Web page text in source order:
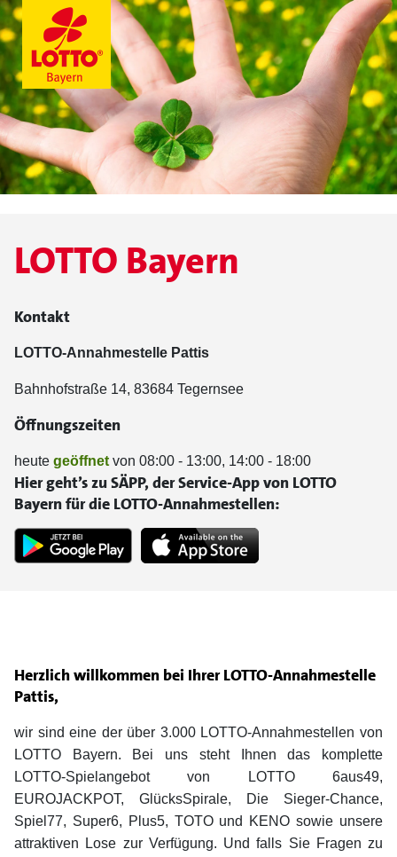
Herzlich willkommen bei Ihrer LOTTO-Annahmestelle
Pattis,
wir sind eine der über 3.000 LOTTO-Annahmestellen von
LOTTO Bayern. Bei uns steht Ihnen das komplette
LOTTO-Spielangebot von LOTTO 6aus49,
EUROJACKPOT, GlücksSpirale, Die Sieger-Chance,
Spiel77, Super6, Plus5, TOTO und KENO sowie unsere
attraktiven Lose zur Verfügung. Und falls Sie Fragen zu
LOTTO Bayern
Kontakt
LOTTO-Annahmestelle Pattis
Bahnhofstraße 14, 83684 Tegernsee
Öffnungszeiten
heute geöffnet von 08:00 - 13:00, 14:00 - 18:00
Hier geht’s zu SÄPP, der Service-App von LOTTO
Bayern für die LOTTO-Annahmestellen: